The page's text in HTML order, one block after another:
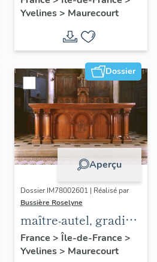
Yvelines> Maurecourt
Dossier
Aperçu
Dossier IM78002601 | Réalisé par
Bussière Roselyne
maître-autel, gradin
d'autel, tabernacle
France > Île-de-France >
Yvelines> Maurecourt